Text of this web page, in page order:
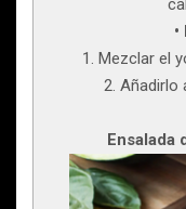
1. Mezclar el
2. Añadirlo
Ensalada